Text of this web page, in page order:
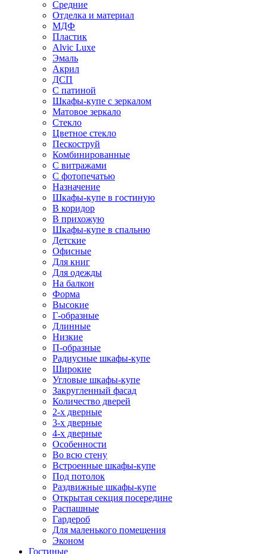
Средние
Отделка и материал
МДФ
Пластик
Alvic Luxe
Эмаль
Акрил
ДСП
С патиной
Шкафы-купе с зеркалом
Матовое зеркало
Стекло
Цветное стекло
Пескоструй
Комбинированные
С витражами
С фотопечатью
Назначение
Шкафы-купе в гостиную
В коридор
В прихожую
Шкафы-купе в спальню
Детские
Офисные
Для книг
Для одежды
На балкон
Форма
Высокие
Г-образные
Длинные
Низкие
П-образные
Радиусные шкафы-купе
Широкие
Угловые шкафы-купе
Закругленный фасад
Количество дверей
2-х дверные
3-х дверные
4-х дверные
Особенности
Во всю стену
Встроенные шкафы-купе
Под потолок
Раздвижные шкафы-купе
Открытая секция посередине
Распашные
Гардероб
Для маленького помещения
Эконом
Гостиные